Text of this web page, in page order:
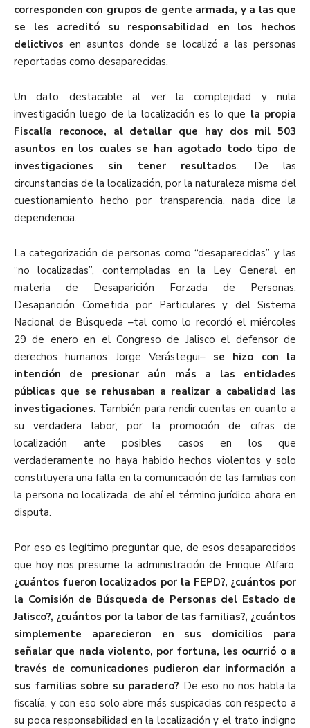
corresponden con grupos de gente armada, y a las que
se les acreditó su responsabilidad en los hechos
delictivos en asuntos donde se localizó a las personas
reportadas como desaparecidas.
Un dato destacable al ver la complejidad y nula
investigación luego de la localización es lo que la propia
Fiscalía reconoce, al detallar que hay dos mil 503
asuntos en los cuales se han agotado todo tipo de
investigaciones sin tener resultados. De las
circunstancias de la localización, por la naturaleza misma del
cuestionamiento hecho por transparencia, nada dice la
dependencia.
La categorización de personas como “desaparecidas” y las
“no localizadas”, contempladas en la Ley General en
materia de Desaparición Forzada de Personas,
Desaparición Cometida por Particulares y del Sistema
Nacional de Búsqueda –tal como lo recordó el miércoles
29 de enero en el Congreso de Jalisco el defensor de
derechos humanos Jorge Verástegui– se hizo con la
intención de presionar aún más a las entidades
públicas que se rehusaban a realizar a cabalidad las
investigaciones. También para rendir cuentas en cuanto a
su verdadera labor, por la promoción de cifras de
localización ante posibles casos en los que
verdaderamente no haya habido hechos violentos y solo
constituyera una falla en la comunicación de las familias con
la persona no localizada, de ahí el término jurídico ahora en
disputa.
Por eso es legítimo preguntar que, de esos desaparecidos
que hoy nos presume la administración de Enrique Alfaro,
¿cuántos fueron localizados por la FEPD?, ¿cuántos por
la Comisión de Búsqueda de Personas del Estado de
Jalisco?, ¿cuántos por la labor de las familias?, ¿cuántos
simplemente aparecieron en sus domicilios para
señalar que nada violento, por fortuna, les ocurrió o a
través de comunicaciones pudieron dar información a
sus familias sobre su paradero? De eso no nos habla la
fiscalía, y con eso solo abre más suspicacias con respecto a
su poca responsabilidad en la localización y el trato indigno